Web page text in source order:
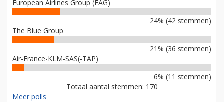
European Airlines Group (EAG)
24% (42 stemmen)
The Blue Group
21% (36 stemmen)
Air-France-KLM-SAS(-TAP)
6% (11 stemmen)
Totaal aantal stemmen: 170
Meer polls